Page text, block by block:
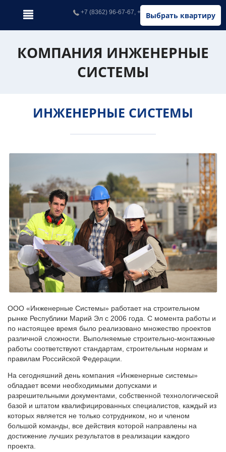
Выбрать квартиру
+7 (8362) 96-67-67, +7 (902) 326-67-67
КОМПАНИЯ ИНЖЕНЕРНЫЕ
СИСТЕМЫ
ИНЖЕНЕРНЫЕ СИСТЕМЫ
ООО «Инженерные Системы» работает на строительном
рынке Республики Марий Эл с 2006 года. С момента работы и
по настоящее время было реализовано множество проектов
различной сложности. Выполняемые строительно-монтажные
работы соответствуют стандартам, строительным нормам и
правилам Российской Федерации.
На сегодняшний день компания «Инженерные системы»
обладает всеми необходимыми допусками и
разрешительными документами, собственной технологической
базой и штатом квалифицированных специалистов, каждый из
которых является не только сотрудником, но и членом
большой команды, все действия которой направлены на
достижение лучших результатов в реализации каждого
проекта.